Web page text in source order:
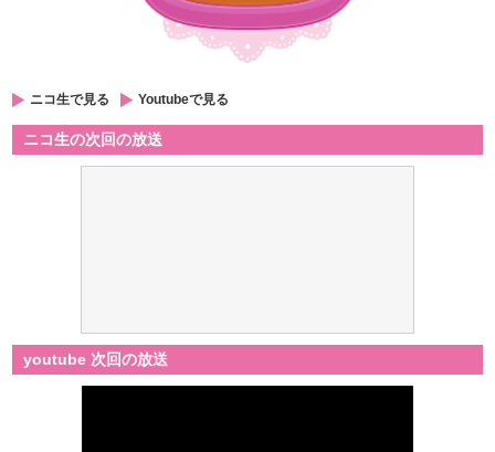
ニコ生で見る Youtubeで見る
ニコ生の次回の放送
youtube 次回の放送